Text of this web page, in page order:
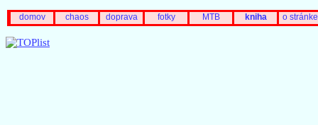
domov chaos doprava fotky MTB kniha o stránke